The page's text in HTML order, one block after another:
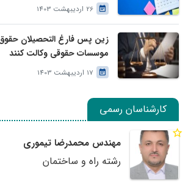
26 اردیبهشت 1403
زین پس فارغ التحصیلان
موسسات حقوقی وکالت کنند
17 اردیبهشت 1403
کارشناسان رسمی
مهندس محمدرضا تیموری
رشته راه و ساختمان